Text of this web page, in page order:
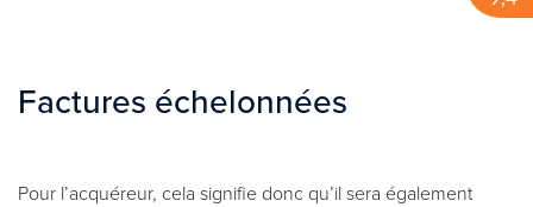
Factures échelonnées
Pour l’acquéreur, cela signifie donc qu’il sera également